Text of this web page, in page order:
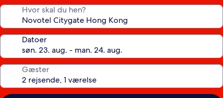
Hvor skal du hen?
Datoer
Gæster